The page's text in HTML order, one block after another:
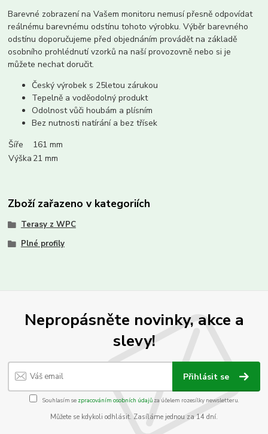
Barevné zobrazení na Vašem monitoru nemusí přesně odpovídat
reálnému barevnému odstínu tohoto výrobku. Výběr barevného
odstínu doporučujeme před objednáním provádět na základě
osobního prohlédnutí vzorků na naší provozovně nebo si je
můžete nechat doručit.
Český výrobek s 25letou zárukou
Tepelně a voděodolný produkt
Odolnost vůči houbám a plísním
Bez nutnosti natírání a bez třísek
Šíře
161 mm
Výška 21 mm
Zboží zařazeno v kategoriích
Terasy z WPC
Plné profily
Nepropásněte novinky, akce a
slevy!
Přihlásit se
Souhlasím se zpracováním osobních údajůza účelem rozesílky newsletteru.
Můžete se kdykoli odhlásit. Zasíláme jednou za 14 dní.